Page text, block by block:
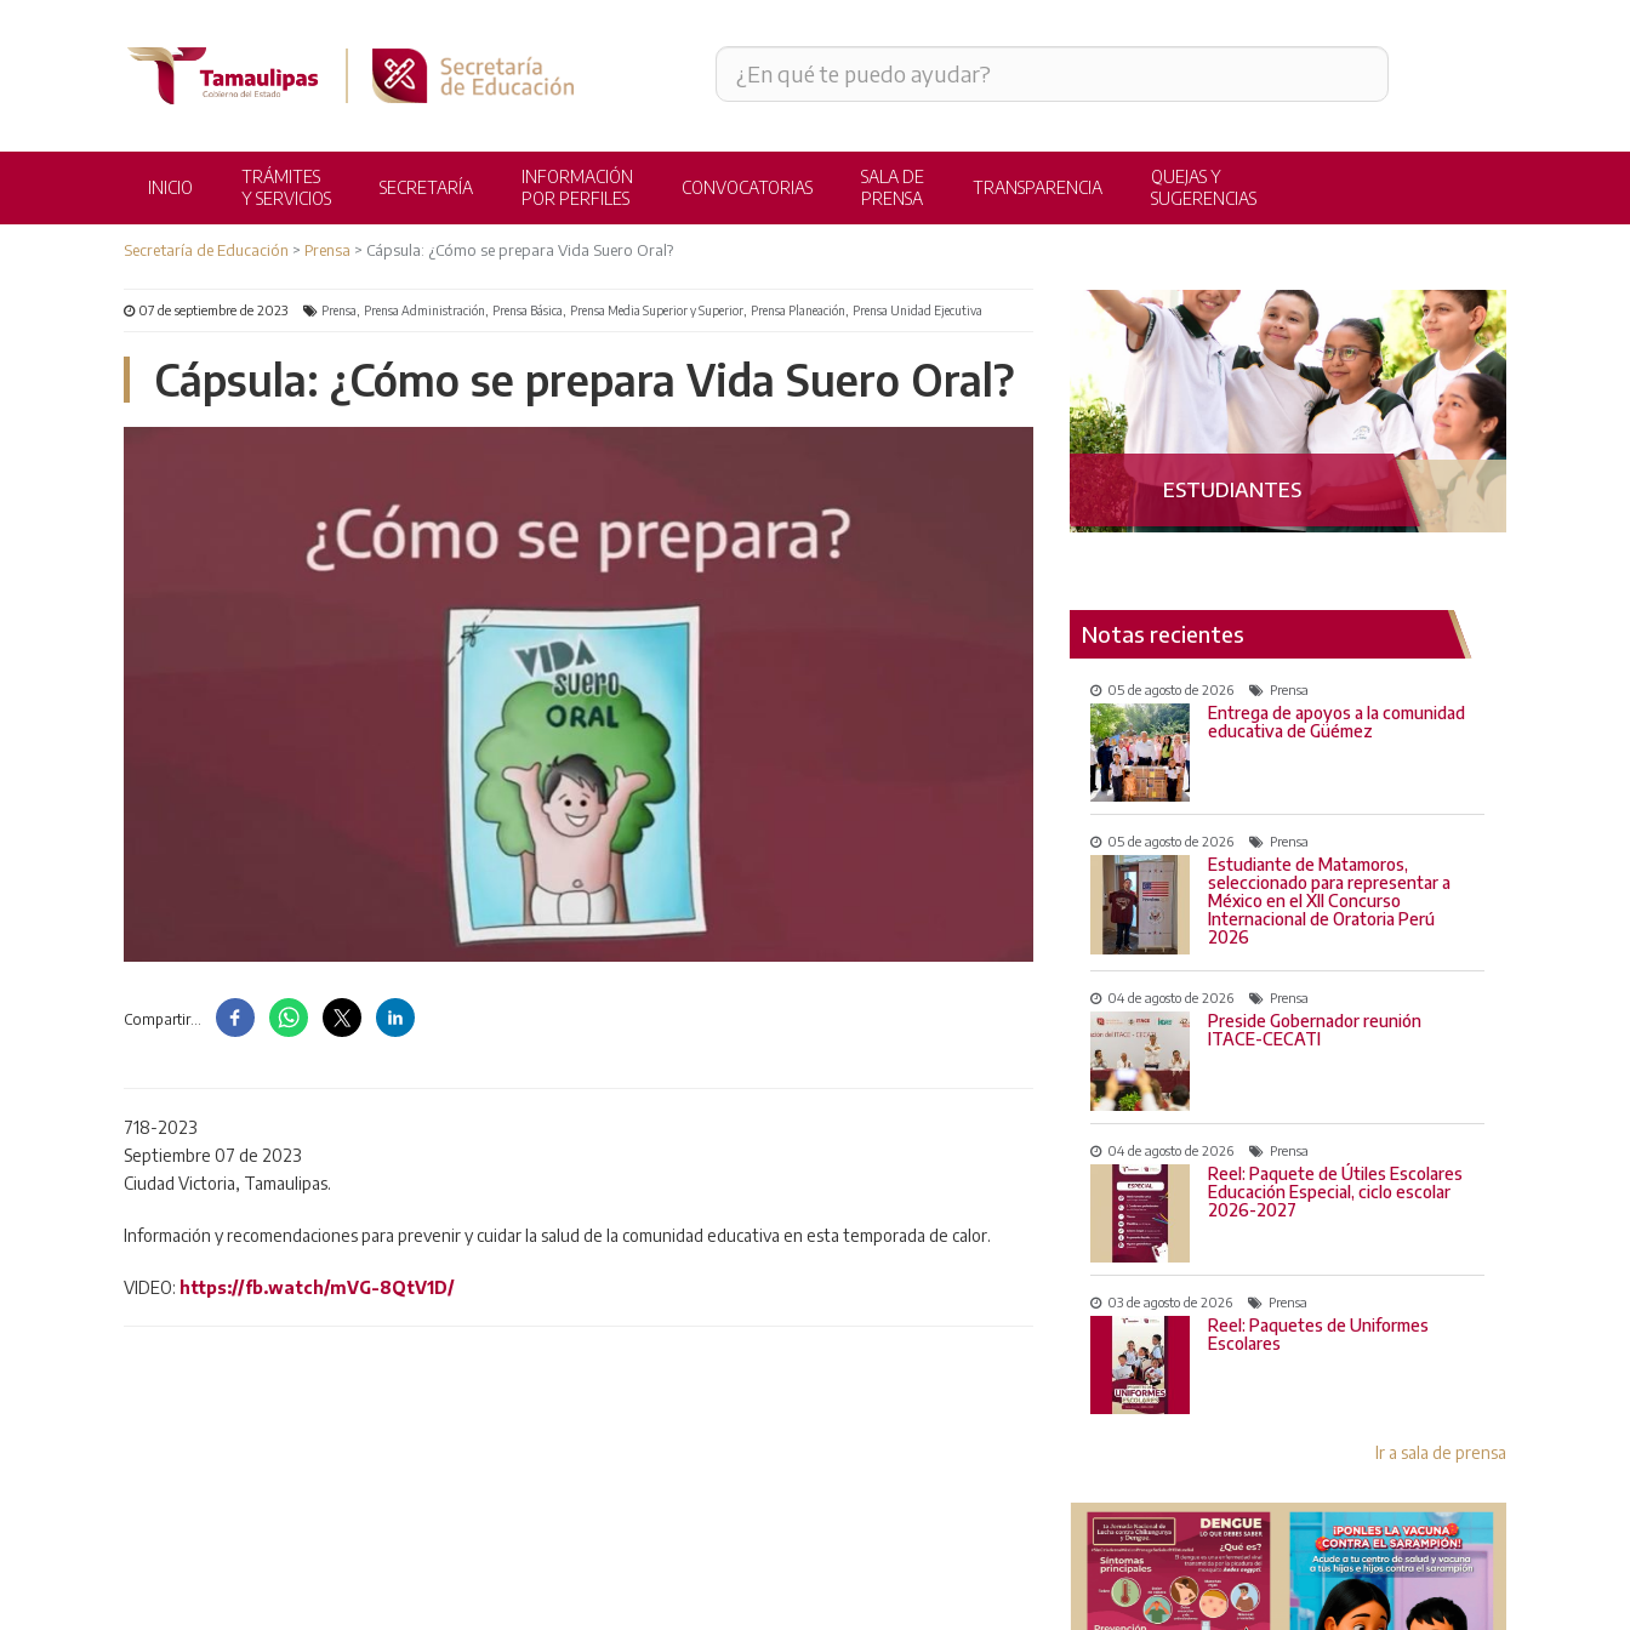
INICIO
TRÁMITES
Y SERVICIOS
SECRETARÍA
INFORMACIÓN
POR PERFILES
CONVOCATORIAS
SALA DE
PRENSA
TRANSPARENCIA
QUEJAS Y
SUGERENCIAS
Secretaría de Educación > Prensa > Cápsula: ¿Cómo se prepara Vida Suero Oral?
07 de septiembre de 2023 Prensa Prensa Administración Prensa Básica Prensa Media Superior y Superior Prensa Planeación Prensa Unidad Ejecutiva
Cápsula: ¿Cómo se prepara Vida Suero Oral?
Compartir...
718-2023
Septiembre 07 de 2023
Ciudad Victoria, Tamaulipas.
Información y recomendaciones para prevenir y cuidar la salud de la comunidad educativa en esta temporada de calor.
VIDEO: https://fb.watch/mVG-8QtV1D/
ESTUDIANTES
Notas recientes
05 de agosto de 2026 Prensa
Entrega de apoyos a la comunidad
educativa de Güémez
05 de agosto de 2026 Prensa
Estudiante de Matamoros,
seleccionado para representar a
México en el XII Concurso
Internacional de Oratoria Perú
2026
04 de agosto de 2026 Prensa
Preside Gobernador reunión
ITACE-CECATI
04 de agosto de 2026 Prensa
Reel: Paquete de Útiles Escolares
Educación Especial, ciclo escolar
2026-2027
03 de agosto de 2026 Prensa
Reel: Paquetes de Uniformes
Escolares
Ir a sala de prensa